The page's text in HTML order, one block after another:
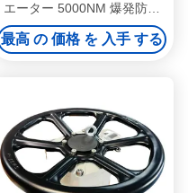
エーター 5000NM 爆発防止
電動アクチュエーター
最高 の 価格 を 入手 する